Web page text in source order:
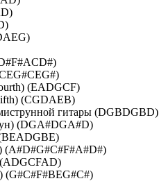
(EADGCF)
(CGDAEB)
гитары (DGBDGBD)
(DGA#DGA#D)
(A#D#G#C#F#A#D#)
(ADGCFAD)
(G#C#F#BEG#C#)